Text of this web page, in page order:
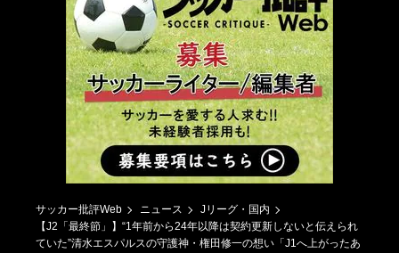
サッカー批評Web ニュース
Jリーグ・国内
【J2「最終節」】“1年前から24年以降は契約更新しないと伝えられ
ていた”清水エスパルスの守護神・権田修一の想い「J1へ上がったあ